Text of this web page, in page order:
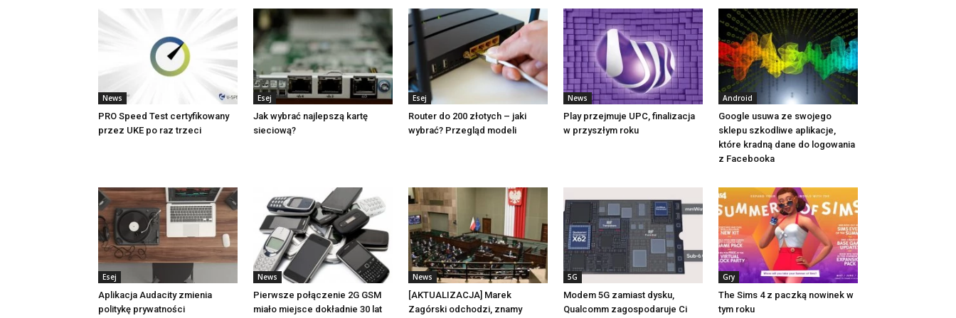
News
PRO Speed Test certyfikowany
przez UKE po raz trzeci
Esej
Jak wybrać najlepszą kartę
sieciową?
Esej
Router do 200 złotych – jaki
wybrać? Przegląd modeli
News
Play przejmuje UPC, finalizacja
w przyszłym roku
Android
Google usuwa ze swojego
sklepu szkodliwe aplikacje,
które kradną dane do logowania
z Facebooka
Esej
Aplikacja Audacity zmienia
politykę prywatności
News
Pierwsze połączenie 2G GSM
miało miejsce dokładnie 30 lat
News
[AKTUALIZACJA] Marek
Zagórski odchodzi, znamy
5G
Modem 5G zamiast dysku,
Qualcomm zagospodaruje Ci
Gry
The Sims 4 z paczką nowinek w
tym roku